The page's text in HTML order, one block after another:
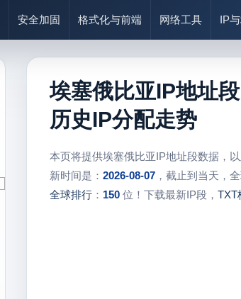
安全加固 格式化与前端 网络工具 IP
埃塞俄比亚IP地址
历史IP分配走势
本页将提供埃塞俄比亚IP地址段数据，
新时间是： 2026-08-07，截止到当天，
全球排行： 150位！下载最新IP段， TXT